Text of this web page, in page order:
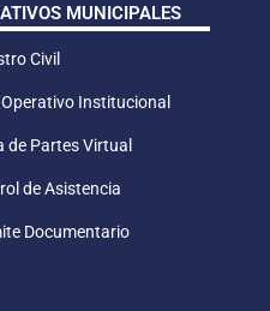
MUNICIPALES
Civil
Institucional
de Partes Virtual
de Asistencia
Documentario